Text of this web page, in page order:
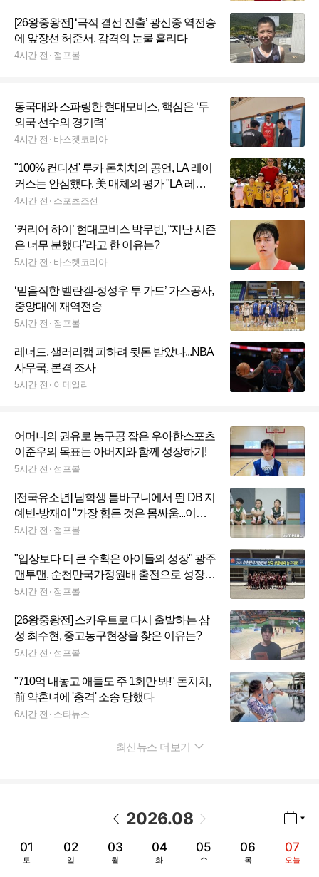
[26왕중왕전] ‘극적 결선 진출’ 광신중 역전승
에 앞장선 허준서, 감격의 눈물 흘리다
4시간 전 점프볼
동국대와 스파링한 현대모비스, 핵심은 ‘두
외국 선수의 경기력’
4시간 전 바스켓코리아
"100% 컨디션' 루카 돈치치의 공언, LA 레이
커스는 안심했다. 美 매체의 평가 "LA 레이
커스는 서부 강팀"
4시간 전 스포츠조선
‘커리어 하이’ 현대모비스 박무빈, “지난 시즌
은 너무 분했다”라고 한 이유는?
5시간 전 바스켓코리아
‘믿음직한 벨란겔-정성우 투 가드’ 가스공사,
중앙대에 재역전승
5시간 전 점프볼
레너드, 샐러리캡 피하려 뒷돈 받았나...NBA
사무국, 본격 조사
5시간 전 이데일리
어머니의 권유로 농구공 잡은 우아한스포츠
이준우의 목표는 아버지와 함께 성장하기!
5시간 전 점프볼
[전국유소년] 남학생 틈바구니에서 뛴 DB 지
예빈-방재이 "가장 힘든 것은 몸싸움...이겨
낼 것"
5시간 전 점프볼
"입상보다 더 큰 수확은 아이들의 성장" 광주
맨투맨, 순천만국가정원배 출전으로 성장
발판 마련
5시간 전 점프볼
[26왕중왕전] 스카우트로 다시 출발하는 삼
성 최수현, 중고농구현장을 찾은 이유는?
5시간 전 점프볼
"710억 내놓고 애들도 주 1회만 봐!" 돈치치,
前 약혼녀에 '충격' 소송 당했다
6시간 전 스타뉴스
최신뉴스 더보기
2026.08
01
토
02
일
03
월
04
화
05
수
06
목
07
오늘